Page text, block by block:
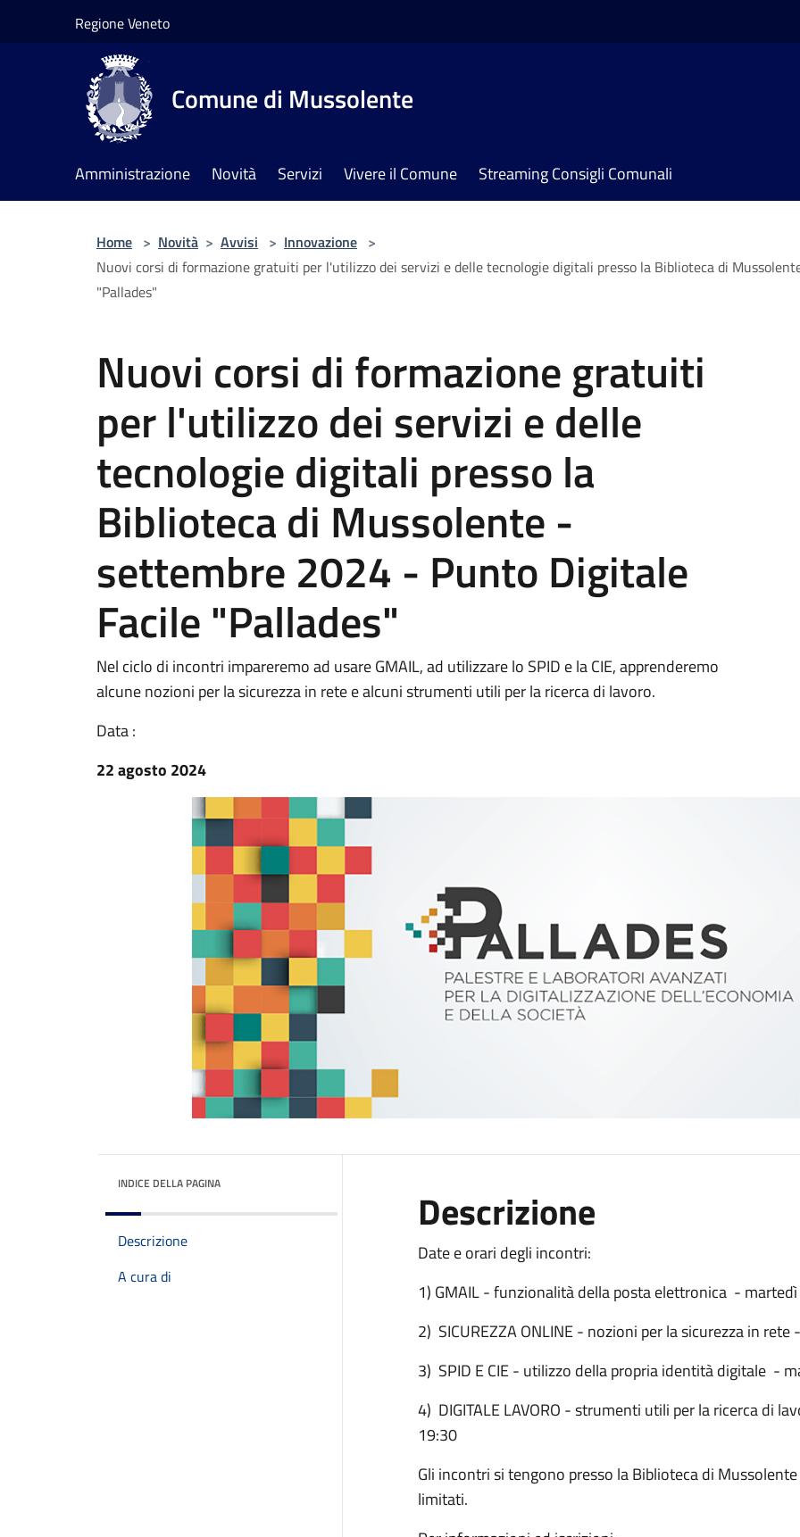
Regione Veneto
Comune di Mussolente
Amministrazione Novità Servizi Vivere il Comune Streaming Consigli Comunali
Home > Novità > Avvisi > Innovazione >
Nuovi corsi di formazione gratuiti per l'utilizzo dei servizi e delle tecnologie digitali presso la Biblioteca di
"Pallades"
Nuovi corsi di formazione gratuiti
per l'utilizzo dei servizi e delle
tecnologie digitali presso la
Biblioteca di Mussolente -
settembre 2024 - Punto Digitale
Facile "Pallades"
Nel ciclo di incontri impareremo ad usare GMAIL, ad utilizzare lo SPID e la CIE, apprenderemo
alcune nozioni per la sicurezza in rete e alcuni strumenti utili per la ricerca di lavoro.
Data :
22 agosto 2024
INDICE DELLA PAGINA
Descrizione
A cura di
Descrizione
Date e orari degli incontri:
1) GMAIL - funzionalità della posta elettronica -
2) SICUREZZA ONLINE - nozioni per la sicurezza in
3) SPID E CIE - utilizzo della propria identità digitale -
4) DIGITALE LAVORO - strumenti utili per la ricerca di
19:30
Gli incontri si tengono presso la Biblioteca di
limitati.